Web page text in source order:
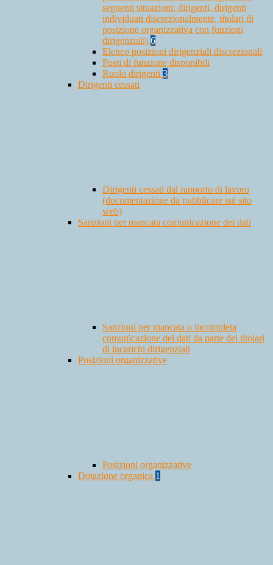
seguenti situazioni: dirigenti, dirigenti
individuati discrezionalmente, titolari di
posizione organizzativa con funzioni
dirigenziali) 6
Elenco posizioni dirigenziali discrezionali
Posti di funzione disponibili
Ruolo dirigenti 3
Dirigenti cessati
Dirigenti cessati dal rapporto di lavoro
(documentazione da pubblicare sul sito
web)
Sanzioni per mancata comunicazione dei dati
Sanzioni per mancata o incompleta
comunicazione dei dati da parte dei titolari
di incarichi dirigenziali
Posizioni organizzative
Posizioni organizzative
Dotazione organica 1